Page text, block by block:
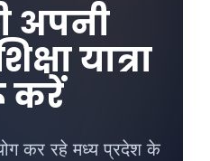
अपनी
यात्रा
करें
कर रहे मध्य प्रदेश के